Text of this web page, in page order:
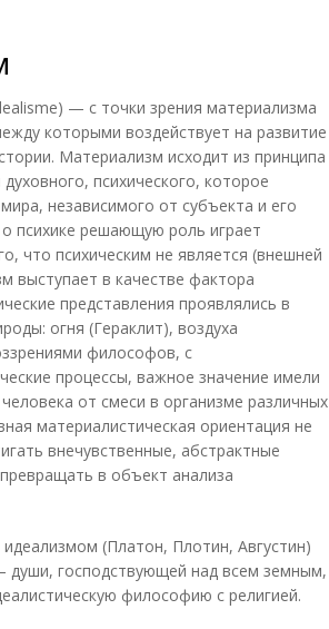
— с точки зрения материализма
которыми воздействует на развитие
Материализм исходит из принципа
психического, которое
независимого от субъекта и его
о психике решающую роль играет
что психическим не является (внешней
выступает в качестве фактора
представления проявлялись в
огня (Гераклит), воздуха
философов, с
процессы, важное значение имели
от смеси в организме различных
материалистическая ориентация не
внечувственные, абстрактные
в объект анализа
(Платон, Плотин, Августин)
господствующей над всем земным,
философию с религией.